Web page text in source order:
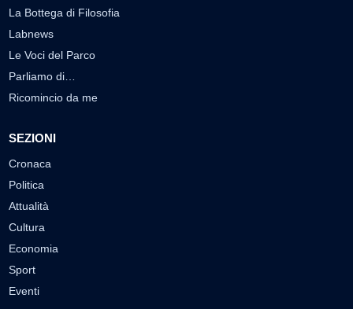
La Bottega di Filosofia
Labnews
Le Voci del Parco
Parliamo di…
Ricomincio da me
SEZIONI
Cronaca
Politica
Attualità
Cultura
Economia
Sport
Eventi